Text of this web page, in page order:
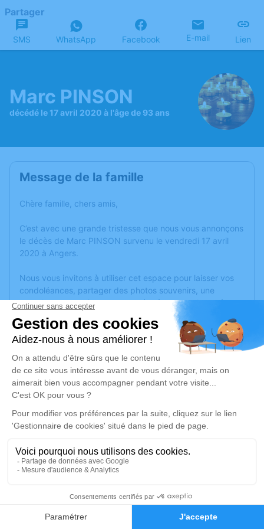
Faire-part Hommages
Partager
SMS WhatsApp Facebook E-mail Lien
Marc PINSON
décédé le 17 avril 2020 à l'âge de 93 ans
Message de la famille
Chère famille, chers amis,
C’est avec une grande tristesse que nous vous annonçons
le décès de Marc PINSON survenu le vendredi 17 avril
2020 à Angers.
Nous vous invitons à utiliser cet espace pour laisser vos
condoléances, partager des photos souvenirs, une
anecdote ou exprimer vos pensées à travers des poèmes
ou des textes. Cet endroit est un lieu d'expression dédié à
honorer la mémoire de Marc PINSON.
Un service de plantation d’arbre hommage estdisponible
vendredi 24 avril 2020 à 10h30
Cimetière de l'Est d'Angers
129, Rue Larevellière